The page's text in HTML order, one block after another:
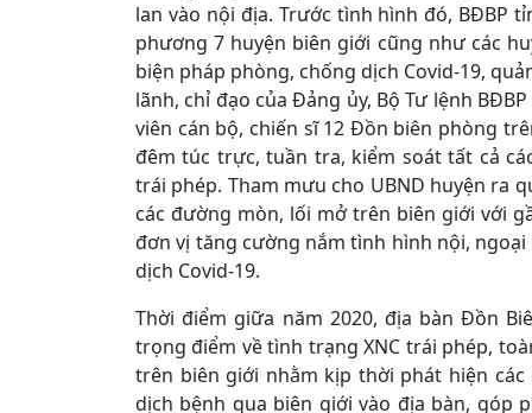
lan vào nội địa. Trước tình hình đó, BĐBP
phương 7 huyện biên giới cũng như các
biện pháp phòng, chống dịch Covid-19,
lãnh, chỉ đạo của Đảng ủy, Bộ Tư lệnh
viên cán bộ, chiến sĩ 12 Đồn biên phòng
đêm túc trực, tuần tra, kiểm soát tất cả
trái phép. Tham mưu cho UBND huyện ra
các đường mòn, lối mở trên biên giới với
đơn vị tăng cường nắm tình hình nội,
dịch Covid-19.
Thời điểm giữa năm 2020, địa bàn Đồn
trọng điểm về tình trạng XNC trái phép,
trên biên giới nhằm kịp thời phát hiện
dịch bệnh qua biên giới vào địa bàn, góp